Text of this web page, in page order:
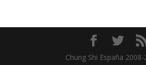
Chung Shi España 2008-